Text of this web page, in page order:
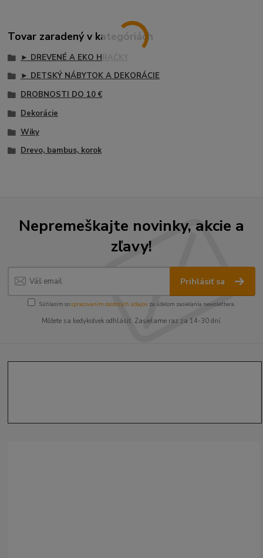
Tovar zaradený v kategóriách
► DREVENÉ A EKO HRAČKY
► DETSKÝ NÁBYTOK A DEKORÁCIE
DROBNOSTI DO 10 €
Dekorácie
Wiky
Drevo, bambus, korok
Nepremeškajte novinky, akcie a
zľavy!
Prihlásiť sa
Súhlasím sospracovaním osobných údajov za účelom zasielania newslettera.
Môžete sa kedykoľvek odhlásiť. Zasielame raz za 14-30 dní.